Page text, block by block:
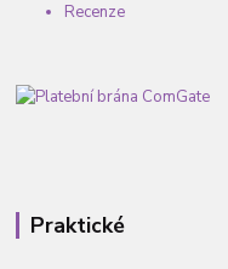
Recenze
Praktické